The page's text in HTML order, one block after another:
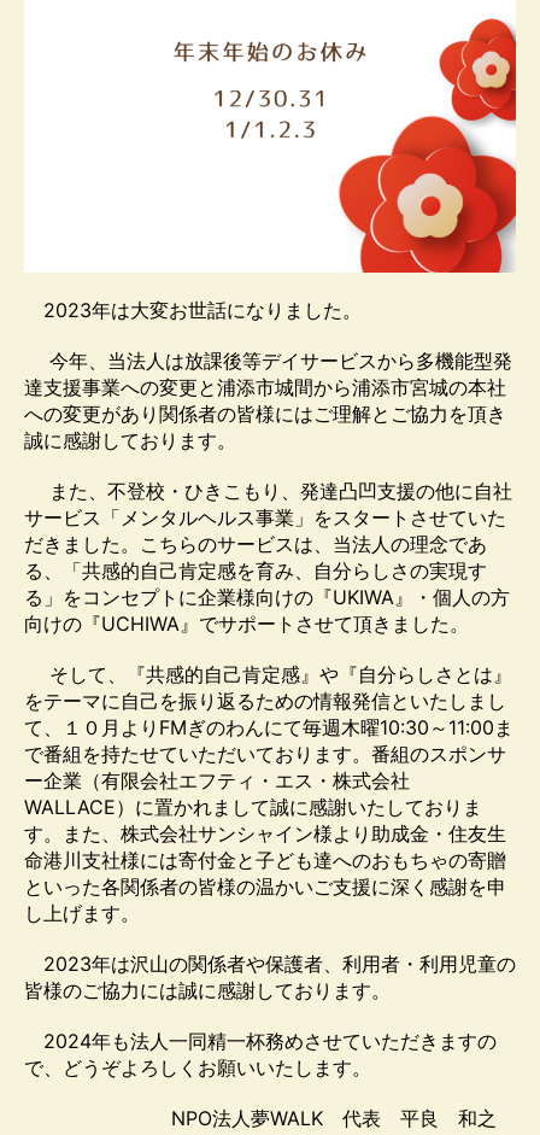
2023年は大変お世話になりました。
今年、当法人は放課後等デイサービスから多機能型発
達支援事業への変更と浦添市城間から浦添市宮城の本社
への変更があり関係者の皆様にはご理解とご協力を頂き
誠に感謝しております。
また、不登校・ひきこもり、発達凸凹支援の他に自社
サービス「メンタルヘルス事業」をスタートさせていた
だきました。こちらのサービスは、当法人の理念であ
る、「共感的自己肯定感を育み、自分らしさの実現す
る」をコンセプトに企業様向けの『UKIWA』・個人の方
向けの『UCHIWA』でサポートさせて頂きました。
そして、『共感的自己肯定感』や『自分らしさとは』
をテーマに自己を振り返るための情報発信といたしまし
て、１０月よりFMぎのわんにて毎週木曜10:30～11:00ま
で番組を持たせていただいております。番組のスポンサ
ー企業（有限会社エフティ・エス・株式会社
WALLACE）に置かれまして誠に感謝いたしておりま
す。また、株式会社サンシャイン様より助成金・住友生
命港川支社様には寄付金と子ども達へのおもちゃの寄贈
といった各関係者の皆様の温かいご支援に深く感謝を申
し上げます。
2023年は沢山の関係者や保護者、利用者・利用児童の
皆様のご協力には誠に感謝しております。
2024年も法人一同精一杯務めさせていただきますの
で、どうぞよろしくお願いいたします。
NPO法人夢WALK 代表 平良 和之